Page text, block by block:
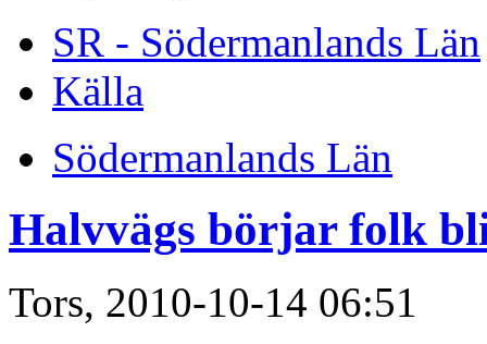
SR - Södermanlands Län
Källa
Södermanlands Län
Halvvägs börjar folk
Tors, 2010-10-14 06:51